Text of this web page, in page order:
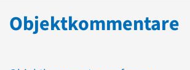
Objektkommentare